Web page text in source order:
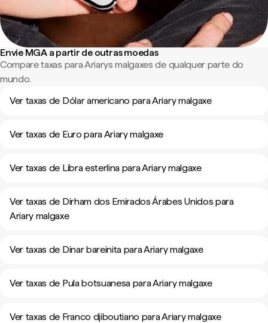
Envie MGA a partir de outras moedas
Compare taxas para Ariarys malgaxes de qualquer parte do
mundo.
Ver taxas de Dólar americano para Ariary malgaxe
Ver taxas de Euro para Ariary malgaxe
Ver taxas de Libra esterlina para Ariary malgaxe
Ver taxas de Dirham dos Emirados Árabes Unidos para
Ariary malgaxe
Ver taxas de Dinar bareinita para Ariary malgaxe
Ver taxas de Pula botsuanesa para Ariary malgaxe
Ver taxas de Franco djiboutiano para Ariary malgaxe